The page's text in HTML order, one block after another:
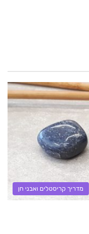
מדריך קריסטלים ואבני חן